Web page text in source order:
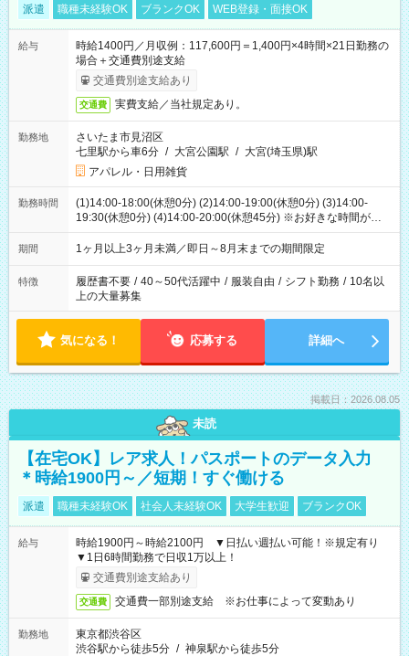
派遣 職種未経験OK ブランクOK WEB登録・面接OK
給与
時給1400円／月収例：117,600円＝1,400円×4時間×21日勤務の
場合＋交通費別途支給
交通費別途支給あり
交通費 実費支給／当社規定あり。
勤務地
さいたま市見沼区
七里駅から車6分 / 大宮公園駅 / 大宮(埼玉県)駅
アパレル・日用雑貨
勤務時間
(1)14:00-18:00(休憩0分) (2)14:00-19:00(休憩0分) (3)14:00-
19:30(休憩0分) (4)14:00-20:00(休憩45分) ※お好きな時間が選べ
ます
期間 1ヶ月以上3ヶ月未満／即日～8月末までの期間限定
特徴 履歴書不要 / 40～50代活躍中 / 服装自由 / シフト勤務 / 10名以
上の大量募集
気になる！ 応募する 詳細へ
掲載日：2026.08.05
未読
【在宅OK】レア求人！パスポートのデータ入力
＊時給1900円～／短期！すぐ働ける
派遣 職種未経験OK 社会人未経験OK 大学生歓迎 ブランクOK
給与
時給1900円～時給2100円 ▼日払い週払い可能！※規定有り
▼1日6時間勤務で日収1万以上！
交通費別途支給あり
交通費 交通費一部別途支給 ※お仕事によって変動あり
勤務地
東京都渋谷区
渋谷駅から徒歩5分 / 神泉駅から徒歩5分